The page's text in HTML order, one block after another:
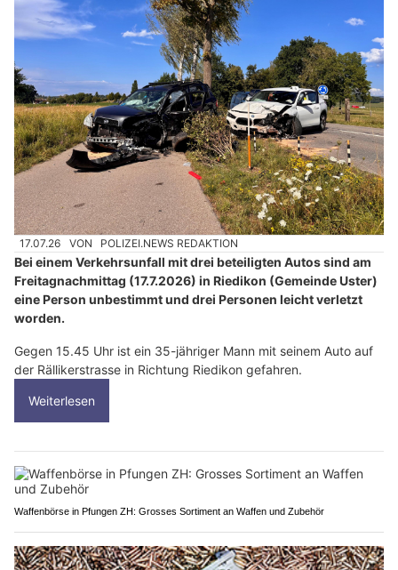
17.07.26 VON POLIZEI.NEWS REDAKTION
Bei einem Verkehrsunfall mit drei beteiligten Autos sind am
Freitagnachmittag (17.7.2026) in Riedikon (Gemeinde Uster)
eine Person unbestimmt und drei Personen leicht verletzt
worden.
Gegen 15.45 Uhr ist ein 35-jähriger Mann mit seinem Auto auf
der Rällikerstrasse in Richtung Riedikon gefahren.
Weiterlesen
Waffenbörse in Pfungen ZH: Grosses Sortiment an Waffen und Zubehör